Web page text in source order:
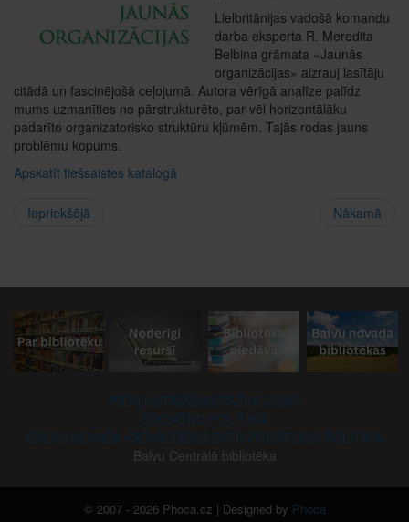
Lielbritānijas vadošā komandu
darba eksperta R. Meredita
Belbina grāmata «Jaunās
organizācijas» aizrauj lasītāju
citādā un fascinējošā ceļojumā. Autora vērīgā analīze palīdz
mums uzmanīties no pārstrukturēto, par vēl horizontālāku
padarīto organizatorisko struktūru kļūmēm. Tajās rodas jauns
problēmu kopums.
Apskatīt tiešsaistes katalogā
Iepriekšējā Nākamā
Balvu Centrālā bibliotēka
© 2007 - 2026 Phoca.cz | Designed by Phoca